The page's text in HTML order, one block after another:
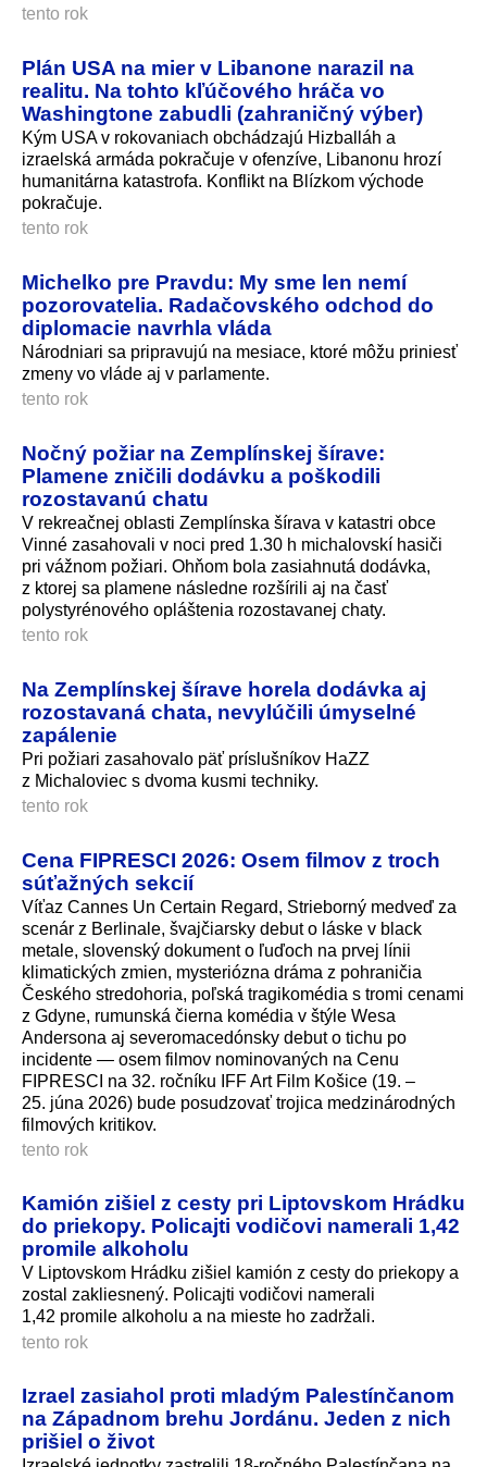
tento rok
Plán USA na mier v Libanone narazil na
realitu. Na tohto kľúčového hráča vo
Washingtone zabudli (zahraničný výber)
Kým USA v rokovaniach obchádzajú Hizballáh a
izraelská armáda pokračuje v ofenzíve, Libanonu hrozí
humanitárna katastrofa. Konflikt na Blízkom východe
pokračuje.
tento rok
Michelko pre Pravdu: My sme len nemí
pozorovatelia. Radačovského odchod do
diplomacie navrhla vláda
Národniari sa pripravujú na mesiace, ktoré môžu priniesť
zmeny vo vláde aj v parlamente.
tento rok
Nočný požiar na Zemplínskej šírave:
Plamene zničili dodávku a poškodili
rozostavanú chatu
V rekreačnej oblasti Zemplínska šírava v katastri obce
Vinné zasahovali v noci pred 1.30 h michalovskí hasiči
pri vážnom požiari. Ohňom bola zasiahnutá dodávka,
z ktorej sa plamene následne rozšírili aj na časť
polystyrénového opláštenia rozostavanej chaty.
tento rok
Na Zemplínskej šírave horela dodávka aj
rozostavaná chata, nevylúčili úmyselné
zapálenie
Pri požiari zasahovalo päť príslušníkov HaZZ
z Michaloviec s dvoma kusmi techniky.
tento rok
Cena FIPRESCI 2026: Osem filmov z troch
súťažných sekcií
Víťaz Cannes Un Certain Regard, Strieborný medveď za
scenár z Berlinale, švajčiarsky debut o láske v black
metale, slovenský dokument o ľuďoch na prvej línii
klimatických zmien, mysteriózna dráma z pohraničia
Českého stredohoria, poľská tragikomédia s tromi cenami
z Gdyne, rumunská čierna komédia v štýle Wesa
Andersona aj severomacedónsky debut o tichu po
incidente — osem filmov nominovaných na Cenu
FIPRESCI na 32. ročníku IFF Art Film Košice (19. –
25. júna 2026) bude posudzovať trojica medzinárodných
filmových kritikov.
tento rok
Kamión zišiel z cesty pri Liptovskom Hrádku
do priekopy. Policajti vodičovi namerali 1,42
promile alkoholu
V Liptovskom Hrádku zišiel kamión z cesty do priekopy a
zostal zakliesnený. Policajti vodičovi namerali
1,42 promile alkoholu a na mieste ho zadržali.
tento rok
Izrael zasiahol proti mladým Palestínčanom
na Západnom brehu Jordánu. Jeden z nich
prišiel o život